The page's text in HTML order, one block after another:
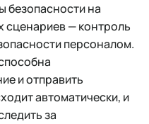
безопасности на
сценариев — контроль
персоналом.
и отправить
автоматически, и
за